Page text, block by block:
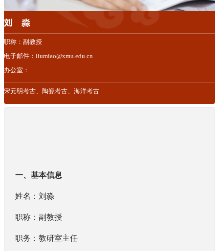
刘 淼
职称：副教授
电子邮件：liumiao@xmu.edu.cn
办公室：
宋元明考古、陶瓷考古、海洋考古
一、基本信息
姓名：刘淼
职称：副教授
职务：教研室主任